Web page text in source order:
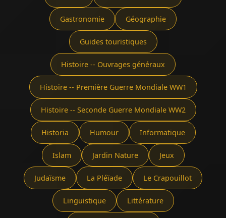
Gastronomie Géographie
Guides touristiques
Histoire -- Ouvrages généraux
Histoire -- Première Guerre Mondiale WW1
Histoire -- Seconde Guerre Mondiale WW2
Historia Humour Informatique
Islam Jardin Nature Jeux
Judaïsme La Pléïade Le Crapouillot
Linguistique Littérature